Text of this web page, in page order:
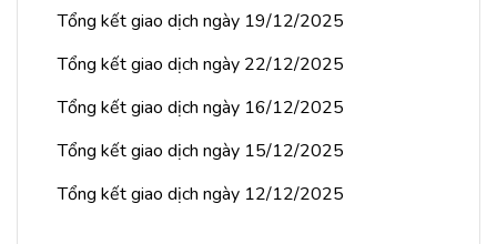
Tổng kết giao dịch ngày 19/12/2025
Tổng kết giao dịch ngày 22/12/2025
Tổng kết giao dịch ngày 16/12/2025
Tổng kết giao dịch ngày 15/12/2025
Tổng kết giao dịch ngày 12/12/2025